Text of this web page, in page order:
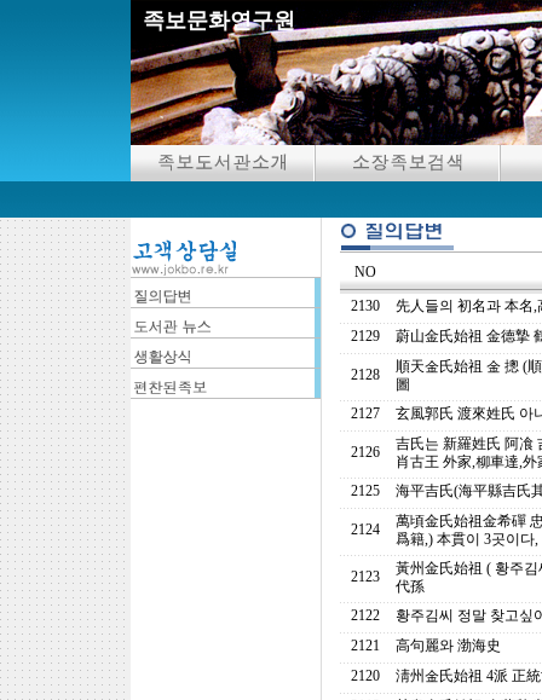
족보문화연구원
NO
2130
先人들의 初名과 本名
2129
蔚山金氏始祖 金德摯
2128
順天金氏始祖 金 摠 (
圖
2127
玄風郭氏 渡來姓氏 아
2126
吉氏는 新羅姓氏 阿飡
肖古王 外家,柳車達,外
2125
海平吉氏(海平縣吉氏
2124
萬頃金氏始祖金希磾
爲籍,) 本貫이 3곳이다,
2123
黃州金氏始祖 ( 황주
代孫
2122
황주김씨 정말 찾고싶
2121
高句麗와 渤海史
2120
淸州金氏始祖 4派 正